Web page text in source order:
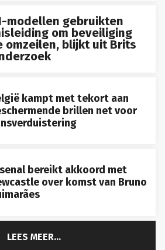
modellen gebruikten
om beveiliging
omzeilen, blijkt uit Brits
kampt met tekort aan
brillen net voor
bereikt akkoord met
over komst van Bruno
LEES MEER...